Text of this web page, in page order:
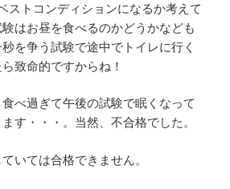
ストコンディションになるか考えて
はお昼を食べるのかどうかなども
を争う試験で途中でトイレに行く
致命的ですからね！
べ過ぎて午後の試験で眠くなって
す・・・。当然、不合格でした。
いては合格できません。